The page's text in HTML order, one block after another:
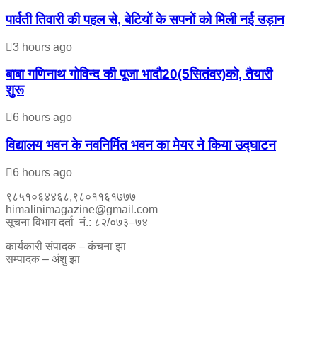
पार्वती तिवारी की पहल से, बेटियों के सपनों को मिली नई उड़ान
3 hours ago
बाबा गणिनाथ गोविन्द की पूजा भादौ20(5सितंवर)को, तैयारी
शुरू
6 hours ago
विद्यालय भवन के नवनिर्मित भवन का मेयर ने किया उद्घाटन
6 hours ago
९८५१०६४४६८,९८०११६१७७७
himalinimagazine@gmail.com
सूचना विभाग दर्ता नं.: ८२/०७३–७४
कार्यकारी संपादक – कंचना झा
सम्पादक – अंशु झा